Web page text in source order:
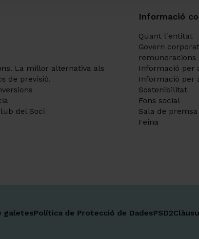
La millor alternativa als
de previsió.
del Soci
Informació
Quant l'entitat
Govern
remuneracions
Informació per
Informació per
Sostenibilitat
Fons social
Sala de premsa
Feina
galetesPolítica de Protecció de DadesPSD2